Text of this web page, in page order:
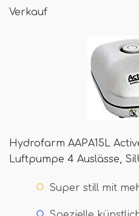
Verkauf
Hydrofarm AAPA15L
Luftpumpe 4 Auslässe,
Super still mit